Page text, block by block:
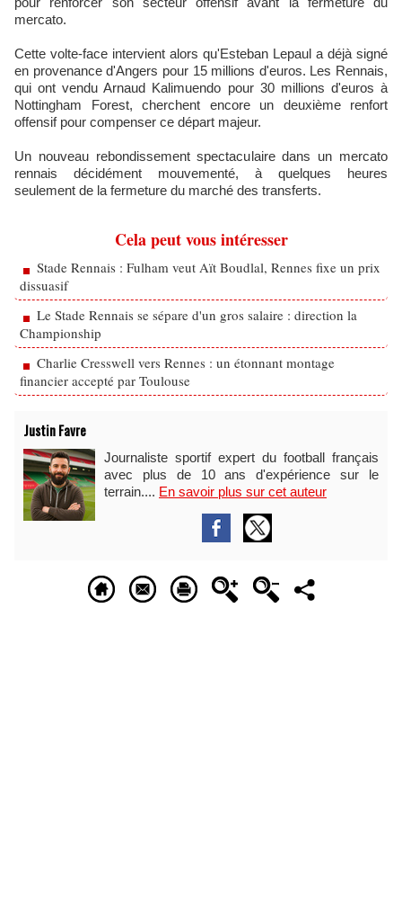
mercato.
Cette volte-face intervient alors qu'Esteban Lepaul a déjà signé
en provenance d'Angers pour 15 millions d'euros. Les Rennais,
qui ont vendu Arnaud Kalimuendo pour 30 millions d'euros à
Nottingham Forest, cherchent encore un deuxième renfort
offensif pour compenser ce départ majeur.
Un nouveau rebondissement spectaculaire dans un mercato
rennais décidément mouvementé, à quelques heures
seulement de la fermeture du marché des transferts.
Cela peut vous intéresser
Stade Rennais : Fulham veut Aït Boudlal, Rennes fixe un prix
dissuasif
Le Stade Rennais se sépare d'un gros salaire : direction la
Championship
Charlie Cresswell vers Rennes : un étonnant montage
financier accepté par Toulouse
Justin Favre
Journaliste sportif expert du football français
avec plus de 10 ans d'expérience sur le
terrain.... En savoir plus sur cet auteur